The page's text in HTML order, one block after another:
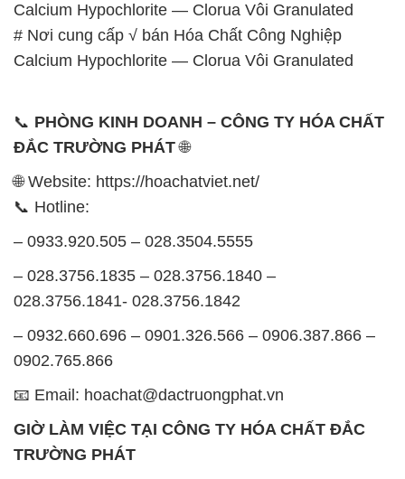
Calcium Hypochlorite — Clorua Vôi Granulated
# Nơi cung cấp √ bán Hóa Chất Công Nghiệp
Calcium Hypochlorite — Clorua Vôi Granulated
📞 PHÒNG KINH DOANH – CÔNG TY HÓA CHẤT
ĐẮC TRƯỜNG PHÁT🌐
🌐 Website: https://hoachatviet.net/
📞 Hotline:
– 0933.920.505 – 028.3504.5555
– 028.3756.1835 – 028.3756.1840 –
028.3756.1841- 028.3756.1842
– 0932.660.696 – 0901.326.566 – 0906.387.866 –
0902.765.866
📧 Email: hoachat@dactruongphat.vn
GIỜ LÀM VIỆC TẠI CÔNG TY HÓA CHẤT ĐẮC
TRƯỜNG PHÁT